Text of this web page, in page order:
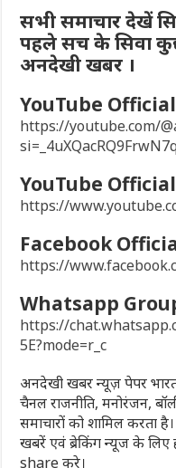
सभी समाचार देखें
पहले सच के सिवा कुछ
अनदेखी खबर ।
YouTube
https://youtube.com/
YouTube
https://
Facebook
https://
Whatsapp
https://
5E?mode=r_c
अनदेखी खबर न्यूज़ पेपर
चैनल राजनीति, मनोरंजन,
समाचारों को शामिल करता
खबरें एवं ब्रेकिंग न्यूज के
share करे।